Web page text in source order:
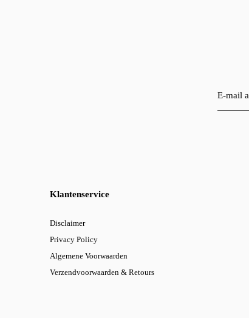
Klantenservice
Disclaimer
Privacy Policy
Algemene Voorwaarden
Verzendvoorwaarden & Retours